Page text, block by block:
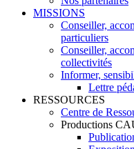
MISSIONS
Conseiller,
particuliers
Conseiller,
collectivités
Informer,
Lettre
RESSOURCES
Centre de
Productions